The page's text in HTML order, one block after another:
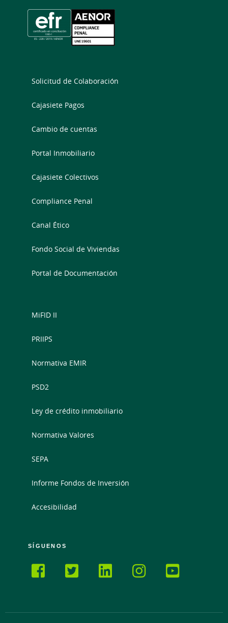
Solicitud de Colaboración
Cajasiete Pagos
Cambio de cuentas
Portal Inmobiliario
Cajasiete Colectivos
Compliance Penal
Canal Ético
Fondo Social de Viviendas
Portal de Documentación
MiFID II
PRIIPS
Normativa EMIR
PSD2
Ley de crédito inmobiliario
Normativa Valores
SEPA
Informe Fondos de Inversión
Accesibilidad
SÍGUENOS